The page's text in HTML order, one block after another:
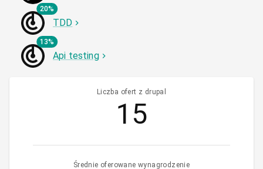
20%
TDD
13%
Api testing
Liczba ofert z drupal
15
Średnie oferowane wynagrodzenie